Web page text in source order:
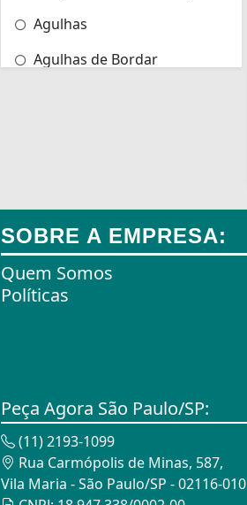
Agulhas
Agulhas de Bordar
Algemas
Algemas Policiais
Alicate Hidráulico
Almofadas
Almofadas Térmicas
Almofadas para Carimbos
SOBRE A EMPRESA:
Quem Somos
Políticas
Peça Agora São Paulo/SP:
(11) 2193-1099
Rua Carmópolis de Minas, 587,
Vila Maria - São Paulo/SP - 02116-010